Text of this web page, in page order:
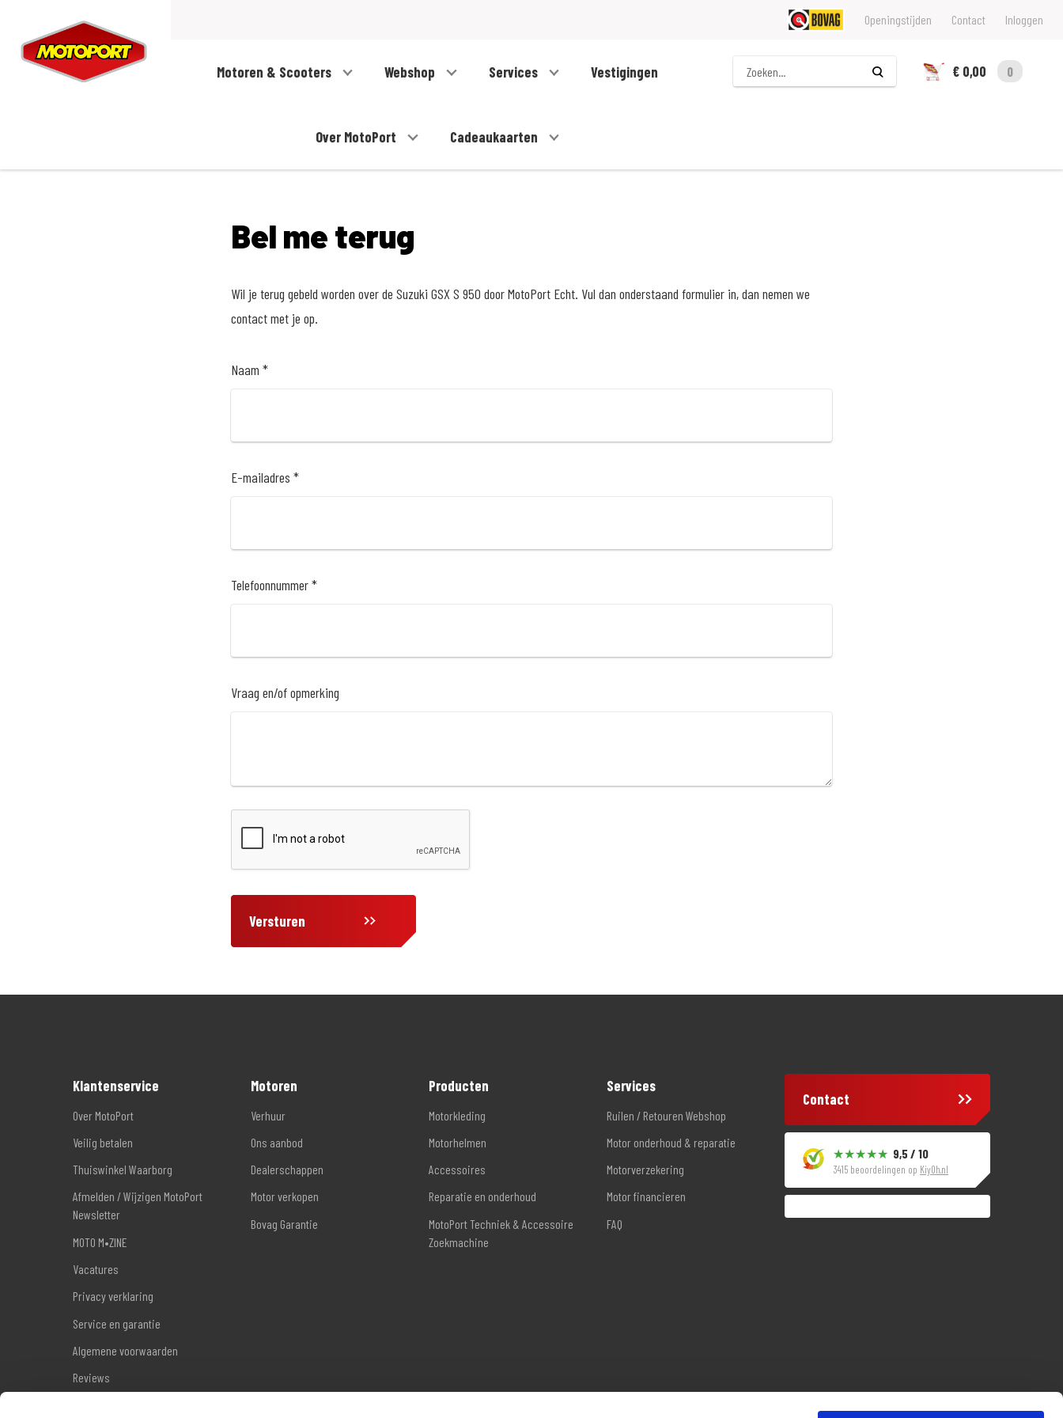
Openingstijden Contact Inloggen
Motoren & Scooters Webshop Services Vestigingen
Over MotoPort Cadeaukaarten
Zoeken
€ 0,00
0
Bel me terug
Wil je terug gebeld worden over de Suzuki GSX S 950 door MotoPort Echt. Vul dan onderstaand formulier in, dan nemen we
contact met je op.
Naam *
E-mailadres *
Telefoonnummer *
Vraag en/of opmerking
Versturen
Klantenservice
Over MotoPort
Veilig betalen
Thuiswinkel Waarborg
Afmelden / Wijzigen MotoPort
Newsletter
MOTO M•ZINE
Vacatures
Privacy verklaring
Service en garantie
Algemene voorwaarden
Reviews
Motoren
Verhuur
Ons aanbod
Dealerschappen
Motor verkopen
Bovag Garantie
Producten
Motorkleding
Motorhelmen
Accessoires
Reparatie en onderhoud
MotoPort Techniek & Accessoire
Zoekmachine
Services
Ruilen / Retouren Webshop
Motor onderhoud & reparatie
Motorverzekering
Motor financieren
FAQ
Contact
9,5 / 10
3415 beoordelingen op KiyOh.nl